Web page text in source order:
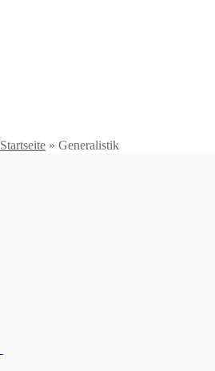
Startseite » Generalistik